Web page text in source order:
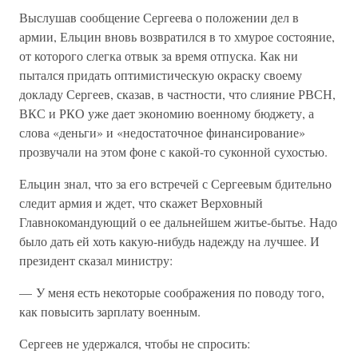
Выслушав сообщение Сергеева о положении дел в
армии, Ельцин вновь возвратился в то хмурое состояние,
от которого слегка отвык за время отпуска. Как ни
пытался придать оптимистическую окраску своему
докладу Сергеев, сказав, в частности, что слияние РВСН,
ВКС и РКО уже дает экономию военному бюджету, а
слова «деньги» и «недостаточное финансирование»
прозвучали на этом фоне с какой-то суконной сухостью.
Ельцин знал, что за его встречей с Сергеевым бдительно
следит армия и ждет, что скажет Верховный
Главнокомандующий о ее дальнейшем житье-бытье. Надо
было дать ей хоть какую-нибудь надежду на лучшее. И
президент сказал министру:
— У меня есть некоторые соображения по поводу того,
как повысить зарплату военным.
Сергеев не удержался, чтобы не спросить: